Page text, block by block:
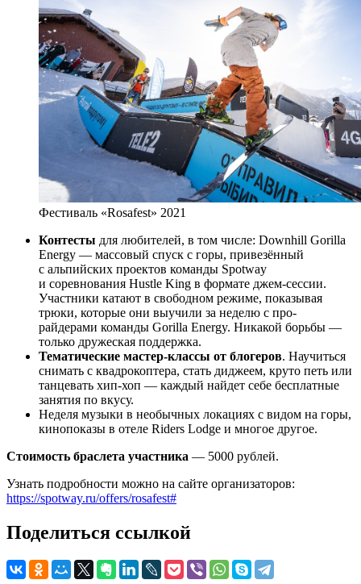
Фестиваль «Rosafest» 2021
Контесты для любителей, в том числе: Downhill Gorilla
Energy — массовый спуск с горы, привезённый
с альпийских проектов команды Spotway
и соревнования Hustle King в формате джем-сессии.
Участники катают в свободном режиме, показывая
трюки, которые они выучили за неделю с про-
райдерами команды Gorilla Energy. Никакой борьбы —
только дружеская поддержка.
Тематические мастер-классы от блогеров. Научиться
снимать с квадрокоптера, стать диджеем, круто петь или
танцевать хип-хоп — каждый найдет себе бесплатные
занятия по вкусу.
Неделя музыки в необычных локациях с видом на горы,
кинопоказы в отеле Riders Lodge и многое другое.
Стоимость браслета участника — 5000 рублей.
Узнать подробности можно на сайте организаторов:
https://spotway.ru/offers/rosafest#
Поделиться ссылкой